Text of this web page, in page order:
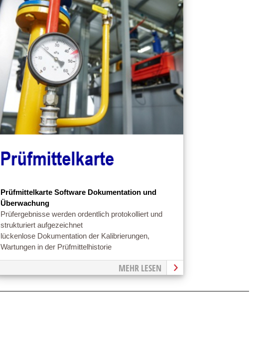
Prüfmittelkarte Software Dokumentation und
Überwachung
Prüfergebnisse werden ordentlich protokolliert und
strukturiert aufgezeichnet
lückenlose Dokumentation der Kalibrierungen,
Wartungen in der Prüfmittelhistorie
MEHR LESEN